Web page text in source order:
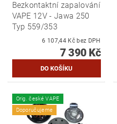
Bezkontaktní zapalování
VAPE 12V - Jawa 250
Typ 559/353
6 107,44 Kč bez DPH
7 390 Kč
Orig. české VAPE
Doporučujeme